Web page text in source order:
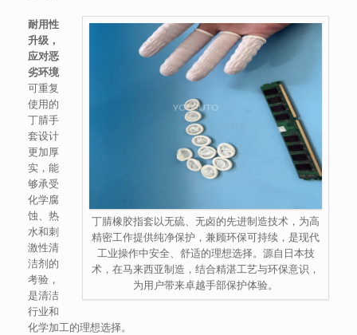
丁腈橡胶指套以无硫、无卤的先进制造技术，为高
精密工作提供纯净保护，兼顾环保可持续，是现代
工业操作中安全、舒适的理想选择。源自日本技
术，在马来西亚制造，结合精湛工艺与环保意识，
为用户带来卓越手部保护体验。
耐用性
升级，
应对恶
劣环境
可重复
使用的
丁腈手
套设计
更加厚
实，能
够承受
化学腐
蚀、热
水和刺
激性清
洁剂的
考验，
是清洁
行业和
化学加工的理想选择。